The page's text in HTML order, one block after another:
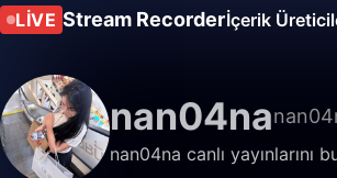
LIVE Stream Recorderİçerik
nan04na
nan04na canlı